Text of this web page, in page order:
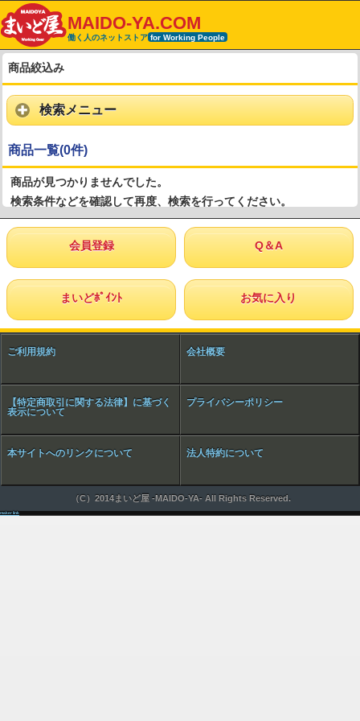
MAIDO-YA.COM
働く人のネットストア for Working People
商品絞込み
検索メニュー
商品一覧(0件)
商品が見つかりませんでした。
検索条件などを確認して再度、検索を行ってください。
会員登録 Q＆A
まいどﾎﾟｲﾝﾄ お気に入り
ご利用規約 会社概要
【特定商取引に関する法律】に基づく
表示について
プライバシーポリシー
本サイトへのリンクについて 法人特約について
（C）2014まいど屋 -MAIDO-YA- All Rights Reserved.
maker link